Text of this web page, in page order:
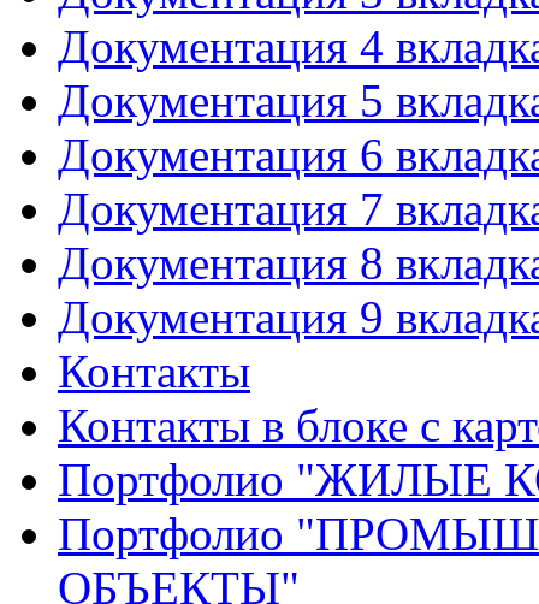
Документация 4
Документация 5
Документация 6
Документация 7
Документация 8
Документация 9
Контакты
Контакты в блоке с
Портфолио "ЖИЛЫЕ
Портфолио
ОБЪЕКТЫ"